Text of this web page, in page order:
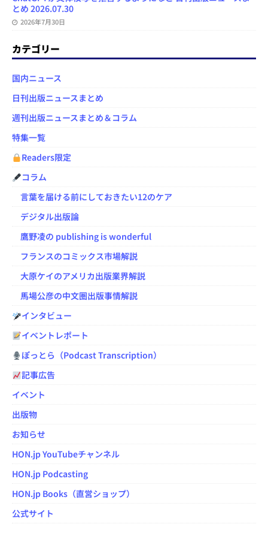
とめ 2026.07.30
2026年7月30日
カテゴリー
国内ニュース
日刊出版ニュースまとめ
週刊出版ニュースまとめ＆コラム
特集一覧
Readers限定
コラム
言葉を届ける前にしておきたい12のケア
デジタル出版論
鷹野凌の publishing is wonderful
フランスのコミックス市場解説
大原ケイのアメリカ出版業界解説
馬場公彦の中文圏出版事情解説
インタビュー
イベントレポート
ぽっとら（Podcast Transcription）
記事広告
イベント
出版物
お知らせ
HON.jp YouTubeチャンネル
HON.jp Podcasting
HON.jp Books（直営ショップ）
公式サイト